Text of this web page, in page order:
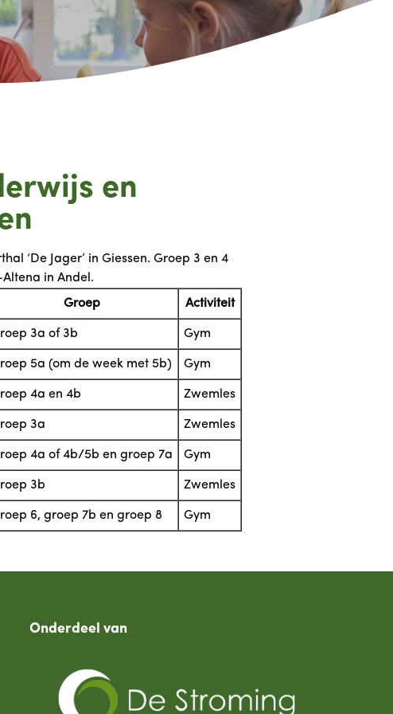
en
‘De Jager’ in Giessen. Groep 3 en 4
in Andel.
Groep Activiteit
3a of 3b Gym
5a (om de week met 5b) Gym
4a en 4b Zwemles
3a Zwemles
4a of 4b/5b en groep 7a Gym
3b Zwemles
6, groep 7b en groep 8 Gym
Onderdeel van